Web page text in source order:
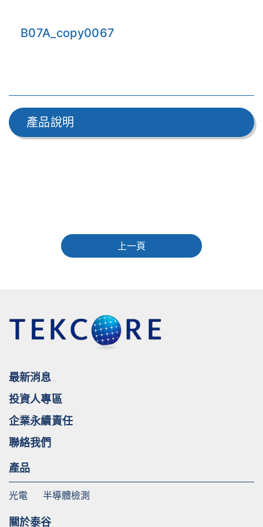
B07A_copy0067
產品說明
上一頁
最新消息
投資人專區
企業永續責任
聯絡我們
產品
光電 半導體檢測
關於泰谷